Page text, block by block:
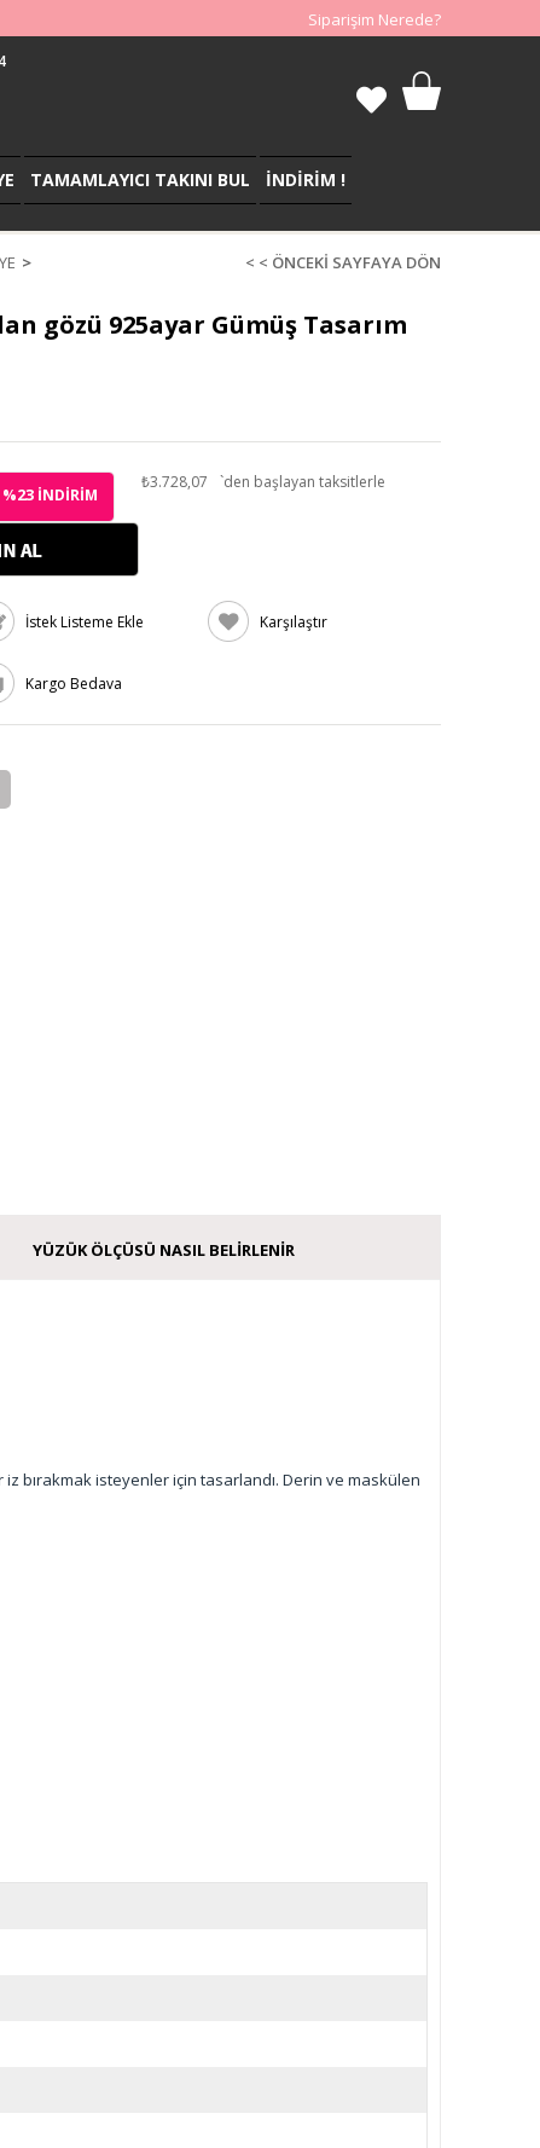
Siparişim Nerede?
TAMAMLAYICI TAKINI BUL İNDİRİM !
< < ÖNCEKI SAYFAYA DÖN
gözü 925ayar Gümüş Tasarım
%23İNDIRIM
₺3.728,07 `den başlayan taksitlerle
İstek Listeme Ekle Karşılaştır
Kargo Bedava
YÜZÜK ÖLÇÜSÜ NASIL BELIRLENIR
bırakmak isteyenler için tasarlandı. Derin ve maskülen